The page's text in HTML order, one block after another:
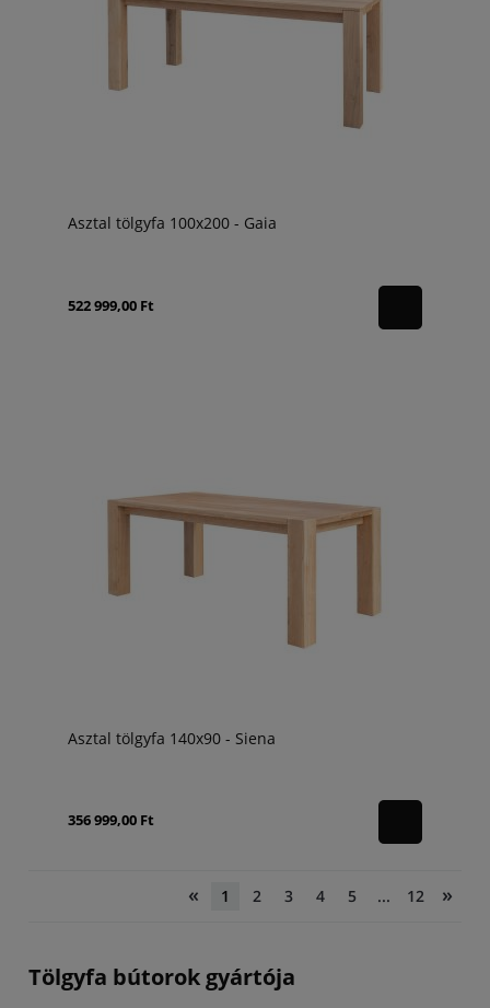
Asztal tölgyfa 100x200 - Gaia
522 999,00 Ft
Asztal tölgyfa 140x90 - Siena
356 999,00 Ft
« 1 2 3 4 5 ... 12 »
Tölgyfa bútorok gyártója